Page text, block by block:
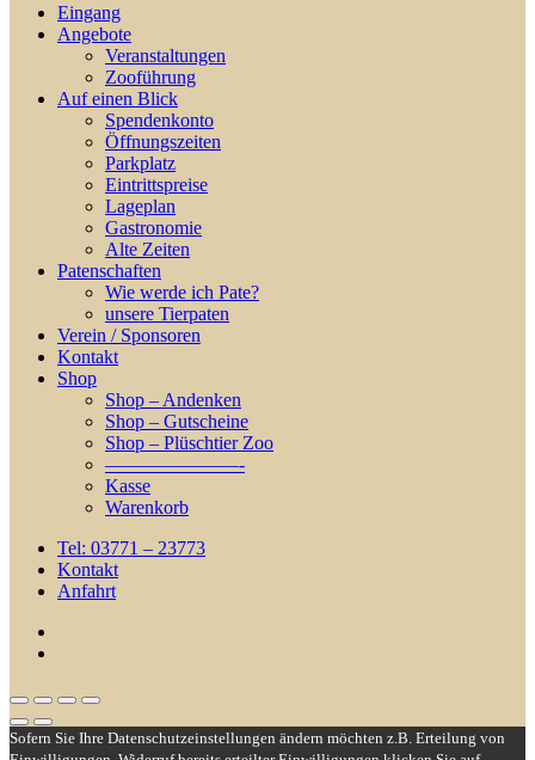
Eingang
Angebote
Veranstaltungen
Zooführung
Auf einen Blick
Spendenkonto
Öffnungszeiten
Parkplatz
Eintrittspreise
Lageplan
Gastronomie
Alte Zeiten
Patenschaften
Wie werde ich Pate?
unsere Tierpaten
Verein / Sponsoren
Kontakt
Shop
Shop – Andenken
Shop – Gutscheine
Shop – Plüschtier Zoo
———————-
Kasse
Warenkorb
Tel: 03771 – 23773
Kontakt
Anfahrt
Sofern Sie Ihre Datenschutzeinstellungen ändern möchten z.B. Erteilung von